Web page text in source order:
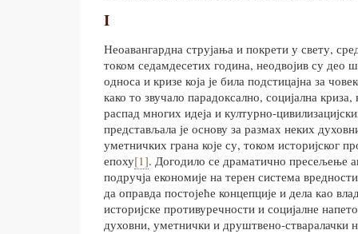
I
Неоавангардна струјања и покрети у свету,
током седамдесетих година, неодвојив су део
односа и кризе која је била подстицајна за
како то звучало парадоксално, социјална криза,
распад многих идеја и културно-
представљала је основу за размах неких
уметничких грана које су, током историјског
епоху[1]. Догодило се драматично пресељење
подручја економије на терен система
да оправда постојеће концепције и дела као
историјске противуречности и социјалне
духовни, уметнички и друштвено-стваралачки